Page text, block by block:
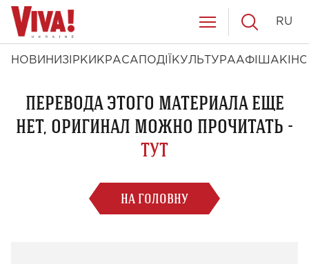
НОВИНИ ЗІРКИ КРАСА ПОДІЇ КУЛЬТУРААФІША КІНО
RU
ПЕРЕВОДА ЭТОГО МАТЕРИАЛА ЕЩЕ
НЕТ, ОРИГИНАЛ МОЖНО ПРОЧИТАТЬ -
ТУТ
НА ГОЛОВНУ